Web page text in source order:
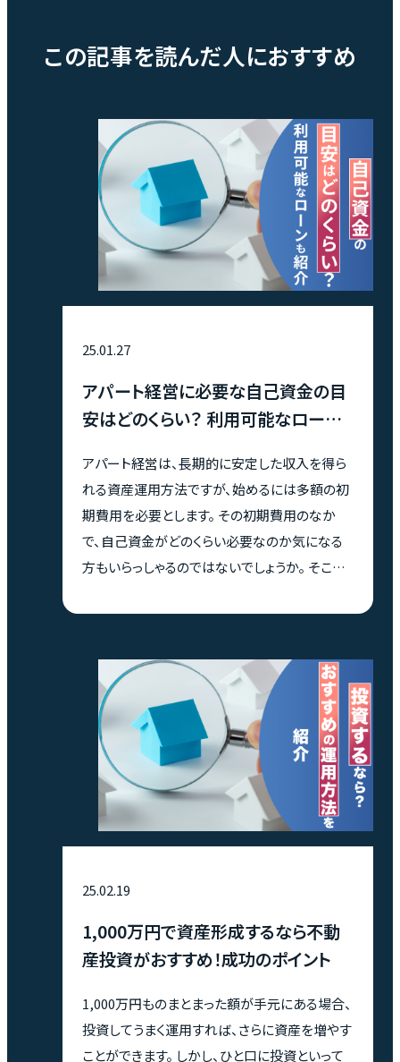
この記事を読んだ人におすすめ
25.01.27
アパート経営に必要な自己資金の目
安はどのくらい？ 利用可能なローン
アパート経営は、長期的に安定した収入を得ら
れる資産運用方法ですが、始めるには多額の初
期費用を必要とします。 その初期費用のなか
で、自己資金がどのくらい必要なのか気になる
方もいらっしゃるのではないでしょうか。 そこで
を、利用できるローンとともに詳しく紹介します。
画を立てたい方はぜひ最後までご覧ください。
25.02.19
1,000万円で資産形成するなら不動
産投資がおすすめ！成功のポイント
1,000万円ものまとまった額が手元にある場合、
投資してうまく運用すれば、さらに資産を増やす
ことができます。 しかし、ひと口に投資といって